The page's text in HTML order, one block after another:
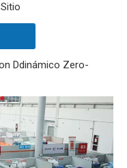
Sitio
Ddinámico Zero-